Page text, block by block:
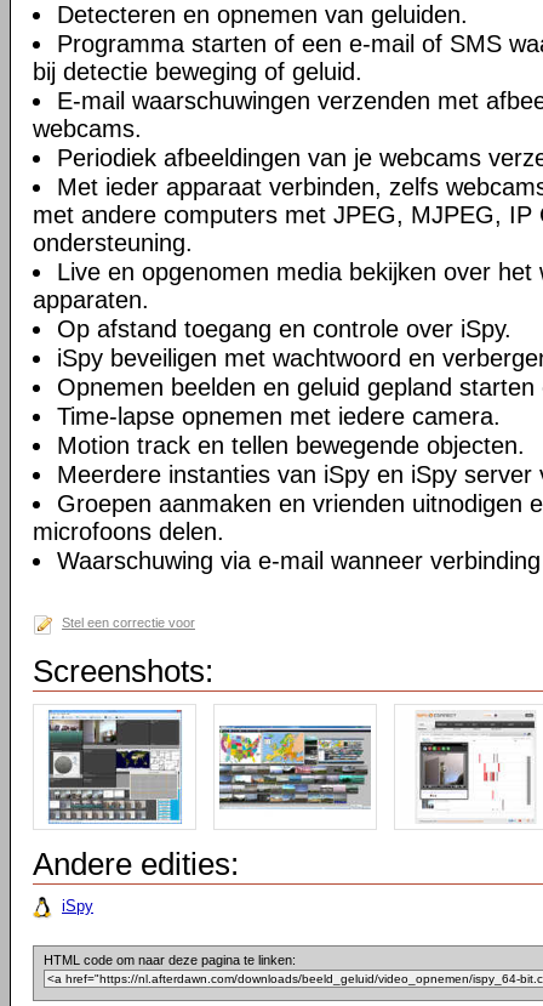
Detecteren en opnemen van geluiden.
Programma starten of een e-mail of SMS
bij detectie beweging of geluid.
E-mail waarschuwingen verzenden met
webcams.
Periodiek afbeeldingen van je webcams
Met ieder apparaat verbinden, zelfs
met andere computers met JPEG, MJPEG, IP
ondersteuning.
Live en opgenomen media bekijken over het
apparaten.
Op afstand toegang en controle over iSpy.
iSpy beveiligen met wachtwoord en
Opnemen beelden en geluid gepland
Time-lapse opnemen met iedere camera.
Motion track en tellen bewegende objecten.
Meerdere instanties van iSpy en iSpy server
Groepen aanmaken en vrienden uitnodigen
microfoons delen.
Waarschuwing via e-mail wanneer
Stel een correctie voor
Screenshots:
Andere edities:
iSpy
HTML code om naar deze pagina te linken: